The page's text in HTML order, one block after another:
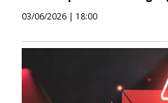
03/06/2026 | 18:00